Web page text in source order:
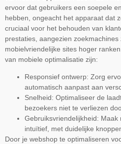
ervoor dat gebruikers een soepele
hebben, ongeacht het apparaat dat
cruciaal voor het behouden van
prestaties, aangezien zoekmachines
mobielvriendelijke sites hoger
van mobiele optimalisatie zijn:
Responsief ontwerp: Zorg
automatisch aanpast aan
Snelheid: Optimaliseer de
bezoekers niet te verliezen
Gebruiksvriendelijkheid: Maak
intuïtief, met duidelijke
Door je webshop te optimaliseren